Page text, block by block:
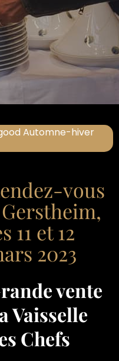
Automne-hiver
vous
11 et 12
2023
vente
Vaisselle
Chefs